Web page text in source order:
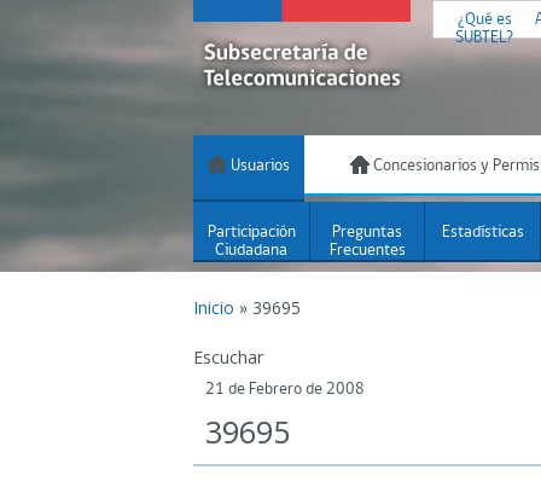
¿Qué es
SUBTEL?
Usuarios Concesionarios y
Participación
Ciudadana
Preguntas
Frecuentes
Estadísticas
Inicio » 39695
Escuchar
21 de Febrero de 2008
39695